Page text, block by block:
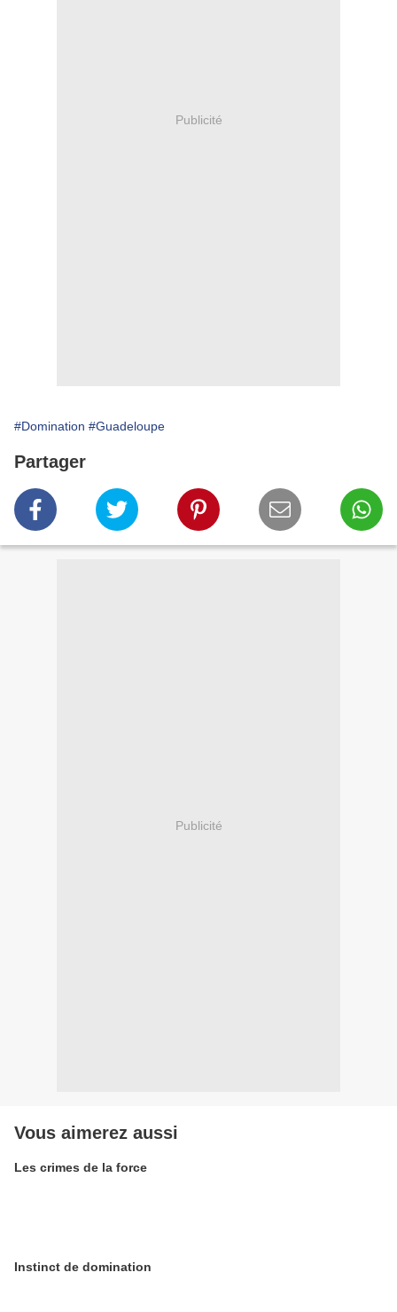
Publicité
#Domination #Guadeloupe
Partager
Publicité
Vous aimerez aussi
Les crimes de la force
Instinct de domination